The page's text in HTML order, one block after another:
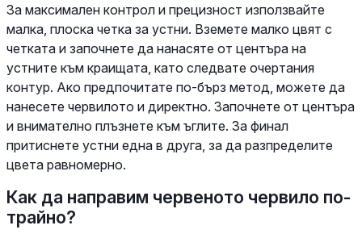
За максимален контрол и прецизност използвайте
малка, плоска четка за устни. Вземете малко цвят с
четката и започнете да нанасяте от центъра на
устните към краищата, като следвате очертания
контур. Ако предпочитате по-бърз метод, можете да
нанесете червилото и директно. Започнете от центъра
и внимателно плъзнете към ъглите. За финал
притиснете устни една в друга, за да разпределите
цвета равномерно.
Как да направим червеното червило по-
трайно?